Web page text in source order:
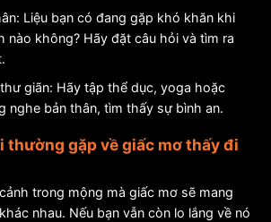
Liệu bạn có đang gặp khó khăn khi
nào không? Hãy đặt câu hỏi và tìm ra
giãn: Hãy tập thể dục, yoga hoặc
nghe bản thân, tìm thấy sự bình an.
thường gặp về giấc mơ thấy đi
trong mộng mà giấc mơ sẽ mang
nhau. Nếu bạn vẫn còn lo lắng về nó